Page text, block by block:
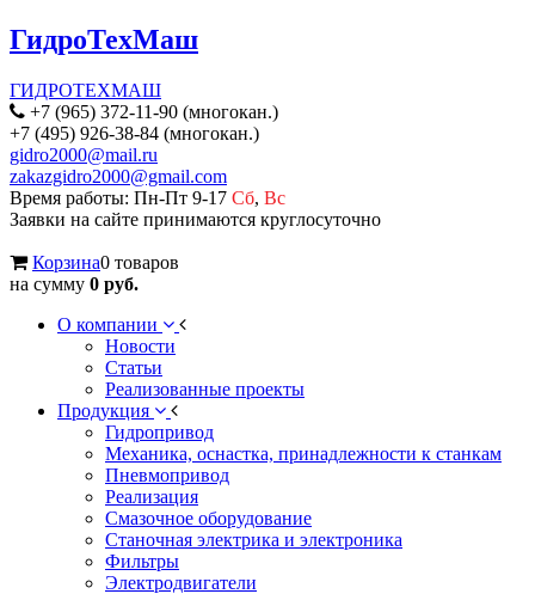
ГидроТехМаш
ГИДРОТЕХМАШ
+7 (965) 372-11-90 (многокан.)
+7 (495) 926-38-84 (многокан.)
gidro2000@mail.ru
zakazgidro2000@gmail.com
Время работы: Пн-Пт 9-17 Сб, Вс
Заявки на сайте принимаются круглосуточно
Корзина0 товаров
на сумму 0 руб.
О компании
Новости
Статьи
Реализованные проекты
Продукция
Гидропривод
Механика, оснастка, принадлежности к станкам
Пневмопривод
Реализация
Смазочное оборудование
Станочная электрика и электроника
Фильтры
Электродвигатели